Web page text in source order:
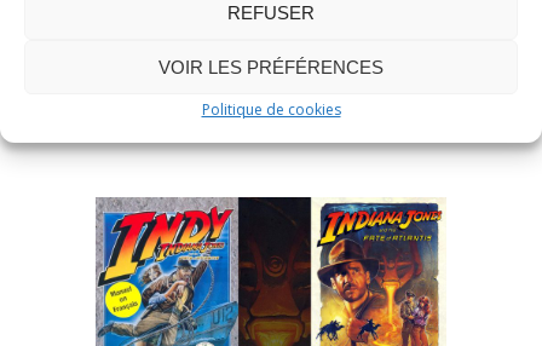
REFUSER
VOIR LES PRÉFÉRENCES
Politique de cookies
LIRE L’ARTICLE